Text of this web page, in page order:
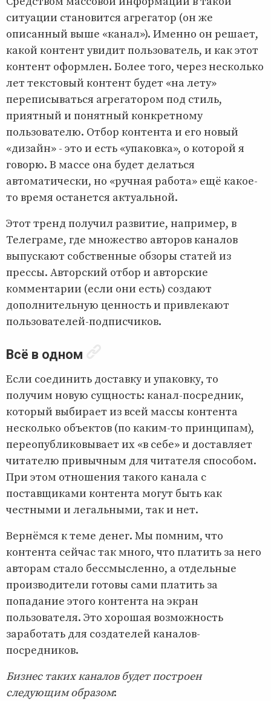
ситуации становится агрегатор (он же
описанный выше «канал»). Именно он решает,
какой контент увидит пользователь, и как этот
контент оформлен. Более того, через несколько
лет текстовый контент будет «на лету»
переписываться агрегатором под стиль,
приятный и понятный конкретному
пользователю. Отбор контента и его новый
«дизайн» - это и есть «упаковка», о которой я
говорю. В массе она будет делаться
автоматически, но «ручная работа» ещё какое-
то время останется актуальной.
Этот тренд получил развитие, например, в
Телеграме, где множество авторов каналов
выпускают собственные обзоры статей из
прессы. Авторский отбор и авторские
комментарии (если они есть) создают
дополнительную ценность и привлекают
пользователей-подписчиков.
Всё в одном
Если соединить доставку и упаковку, то
получим новую сущность: канал-посредник,
который выбирает из всей массы контента
несколько объектов (по каким-то принципам),
переопубликовывает их «в себе» и доставляет
читателю привычным для читателя способом.
При этом отношения такого канала с
поставщиками контента могут быть как
честными и легальными, так и нет.
Вернёмся к теме денег. Мы помним, что
контента сейчас так много, что платить за него
авторам стало бессмысленно, а отдельные
производители готовы сами платить за
попадание этого контента на экран
пользователя. Это хорошая возможность
заработать для создателей каналов-
посредников.
Бизнес таких каналов будет построен
следующим образом: